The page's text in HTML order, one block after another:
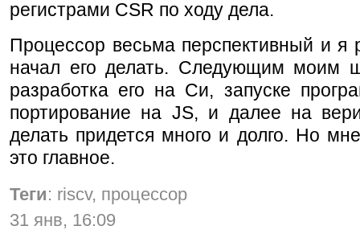
регистрами CSR по ходу дела.
Процессор весьма перспективный и я
начал его делать. Следующим моим
разработка его на Си, запуске
портирование на JS, и далее на
делать придется много и долго. Но
это главное.
Теги: riscv, процессор
31 янв, 16:09